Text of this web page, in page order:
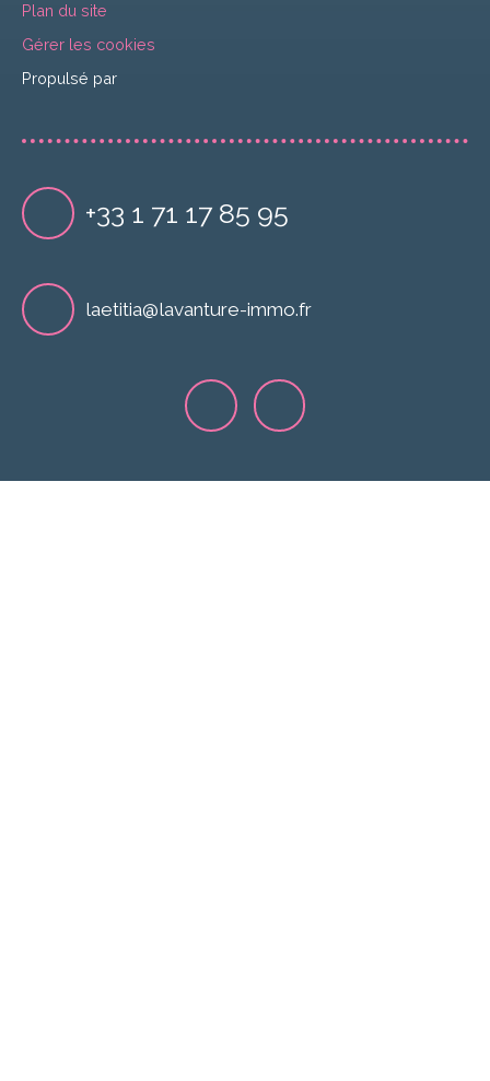
Plan du site
Gérer les cookies
Propulsé par
+33 1 71 17 85 95
laetitia@lavanture-immo.fr